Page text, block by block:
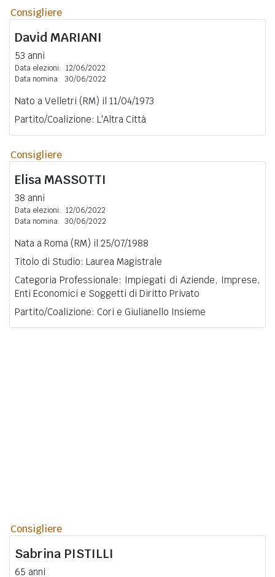
Consigliere
David MARIANI
53 anni
Data elezioni: 12/06/2022
Data nomina: 30/06/2022
Nato a Velletri (RM) il 11/04/1973
Partito/Coalizione: L'Altra Città
Consigliere
Elisa MASSOTTI
38 anni
Data elezioni: 12/06/2022
Data nomina: 30/06/2022
Nata a Roma (RM) il 25/07/1988
Titolo di Studio: Laurea Magistrale
Categoria Professionale: Impiegati di Aziende, Imprese,
Enti Economici e Soggetti di Diritto Privato
Partito/Coalizione: Cori e Giulianello Insieme
Consigliere
Sabrina PISTILLI
65 anni